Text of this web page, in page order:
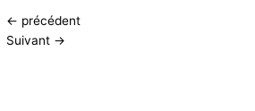
← précédent
Suivant →